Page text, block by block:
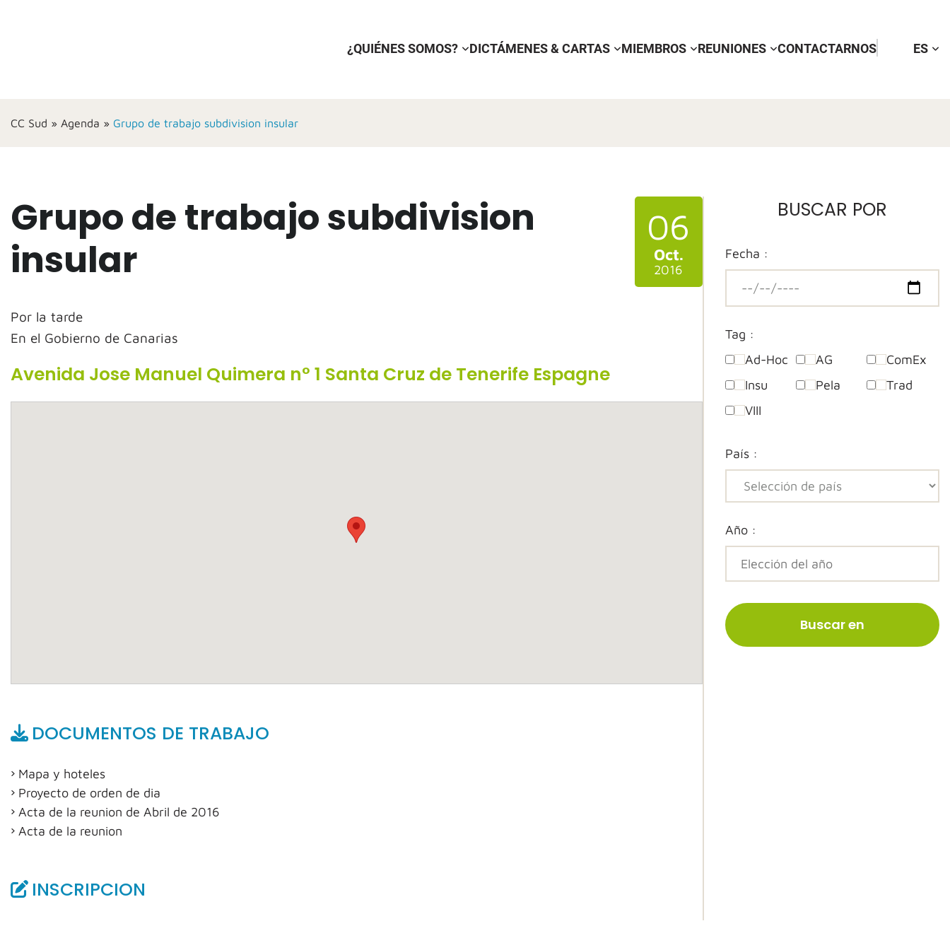
¿QUIÉNES SOMOS? DICTÁMENES & CARTAS MIEMBROS REUNIONES CONTACTARNOS ES
CC Sud » Agenda » Grupo de trabajo subdivision insular
Grupo de trabajo subdivision
insular
Por la tarde
En el Gobierno de Canarias
06
Oct.
2016
Avenida Jose Manuel Quimera n° 1 Santa Cruz de Tenerife Espagne
DOCUMENTOS DE TRABAJO
Mapa y hoteles
Proyecto de orden de dia
Acta de la reunion de Abril de 2016
Acta de la reunion
INSCRIPCION
BUSCAR POR
Fecha :
Tag :
Ad-Hoc
AG
ComEx
Insu
Pela
Trad
VIII
País :
Año :
Buscar en